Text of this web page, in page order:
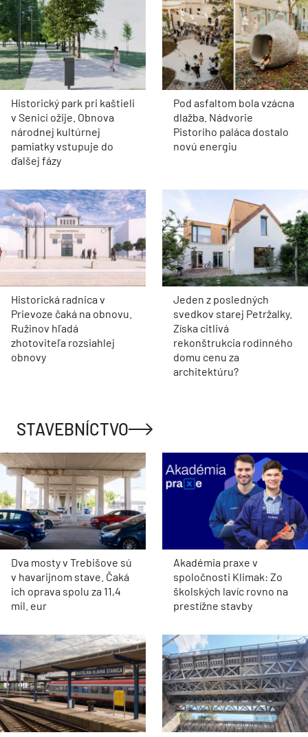
Historický park pri kaštieli
v Senici ožije. Obnova
národnej kultúrnej
pamiatky vstupuje do
ďalšej fázy
Pod asfaltom bola vzácna
dlažba. Nádvorie
Pistoriho paláca dostalo
novú energiu
Historická radnica v
Prievoze čaká na obnovu.
Ružinov hľadá
zhotoviteľa rozsiahlej
obnovy
Jeden z posledných
svedkov starej Petržalky.
Získa citlivá
rekonštrukcia rodinného
domu cenu za
architektúru?
STAVEBNÍCTVO
Dva mosty v Trebišove sú
v havarijnom stave. Čaká
ich oprava spolu za 11,4
mil. eur
Akadémia praxe v
spoločnosti Klimak: Zo
školských lavíc rovno na
prestížne stavby